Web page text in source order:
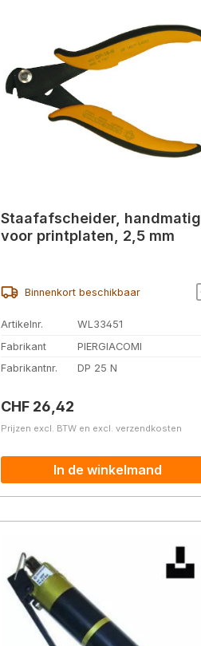
Staafafscheider, handmatig,
voor printplaten, 2,5 mm
Binnenkort beschikbaar
Artikelnr.
WL33451
Fabrikant
PIERGIACOMI
Fabrikantnr.
DP 25 N
Normale prijs:
CHF 26,42
Prijzen excl. BTW en excl. verzendkosten
In de winkelmand